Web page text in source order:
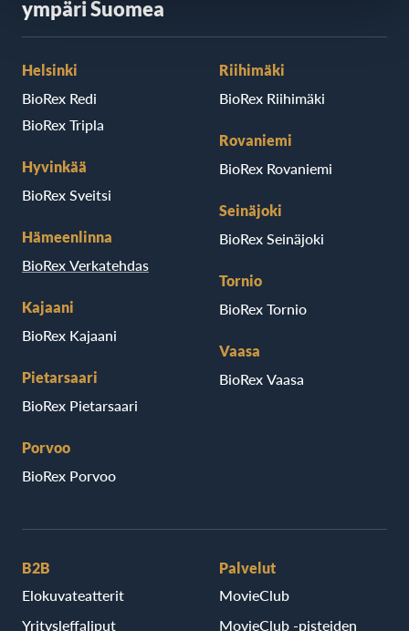
ympäri Suomea
Helsinki
BioRex Redi
BioRex Tripla
Hyvinkää
BioRex Sveitsi
Hämeenlinna
BioRex Verkatehdas
Kajaani
BioRex Kajaani
Pietarsaari
BioRex Pietarsaari
Porvoo
BioRex Porvoo
Riihimäki
BioRex Riihimäki
Rovaniemi
BioRex Rovaniemi
Seinäjoki
BioRex Seinäjoki
Tornio
BioRex Tornio
Vaasa
BioRex Vaasa
B2B
Elokuvateatterit
Yritysleffaliput
Palvelut
MovieClub
MovieClub -pisteiden